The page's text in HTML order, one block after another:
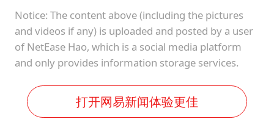
Notice: The content above (including the pictures
and videos if any) is uploaded and posted by a user
of NetEase Hao, which is a social media platform
and only provides information storage services.
打开网易新闻体验更佳